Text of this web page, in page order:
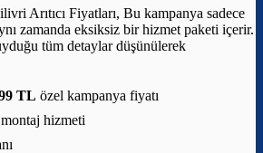
Arıtıcı Fiyatları, Bu kampanya sadece
zamanda eksiksiz bir hizmet paketi içerir.
tüm detaylar düşünülerek
TL özel kampanya fiyatı
hizmeti